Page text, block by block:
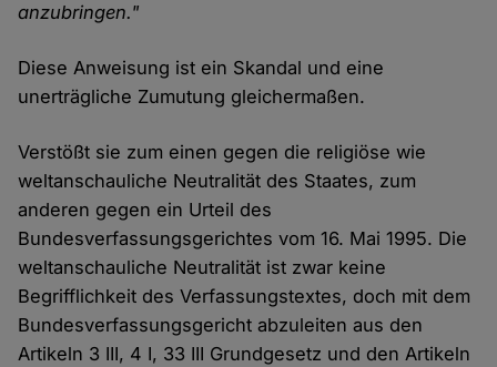
anzubringen."
Diese Anweisung ist ein Skandal und eine
unerträgliche Zumutung gleichermaßen.
Verstößt sie zum einen gegen die religiöse wie
weltanschauliche Neutralität des Staates, zum
anderen gegen ein Urteil des
Bundesverfassungsgerichtes vom 16. Mai 1995. Die
weltanschauliche Neutralität ist zwar keine
Begrifflichkeit des Verfassungstextes, doch mit dem
Bundesverfassungsgericht abzuleiten aus den
Artikeln 3 III, 4 I, 33 III Grundgesetz und den Artikeln